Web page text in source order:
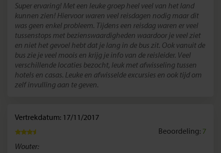
Super ervaring! Met een leuke groep heel veel van het land
kunnen zien! Hiervoor waren veel reisdagen nodig maar dit
was geen enkel probleem. Tijdens een reisdag waren er veel
tussenstops met bezienswaardigheden waardoor je veel ziet
en niet het gevoel hebt dat je lang in de bus zit. Ook vanuit de
bus zie je veel moois en krijg je info van de reisleider. Veel
verschillende locaties bezocht, leuk met afwisseling tussen
hotels en casas. Leuke en afwisselde excursies en ook tijd om
zelf invulling aan te geven.
Vertrekdatum: 17/11/2017
Beoordeling: 7
Wouter: